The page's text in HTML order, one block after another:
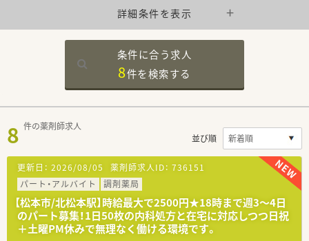
詳細条件を表示
条件に合う求人
8件を検索する
8 件の薬剤師求人
並び順
更新日： 2026/08/05 薬剤師求人ID： 736151
パート・アルバイト
調剤薬局
【松本市/北松本駅】時給最大で2500円★18時まで週3～4日
のパート募集！1日50枚の内科処方と在宅に対応しつつ日祝
＋土曜PM休みで無理なく働ける環境です。